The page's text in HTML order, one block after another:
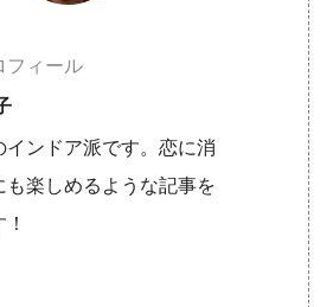
フィール
インドア派です。恋に消
も楽しめるような記事を